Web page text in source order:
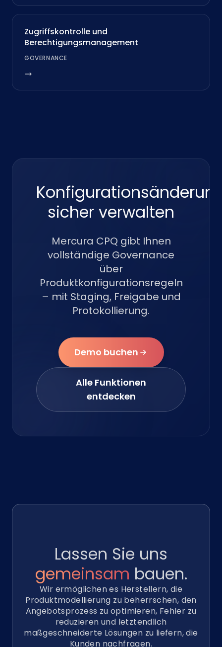
Zugriffskontrolle und
Berechtigungsmanagement
GOVERNANCE
sicher verwalten
Mercura CPQ gibt Ihnen
vollständige Governance
über
Produktkonfigurationsregeln
– mit Staging, Freigabe und
Protokollierung.
Demo buchen
Alle Funktionen
entdecken
Lassen Sie uns
gemeinsam bauen.
Wir ermöglichen es Herstellern, die
Produktmodellierung zu beherrschen, den
Angebotsprozess zu optimieren, Fehler zu
reduzieren und letztendlich
maßgeschneiderte Lösungen zu liefern, die
Kunden nachfragen.